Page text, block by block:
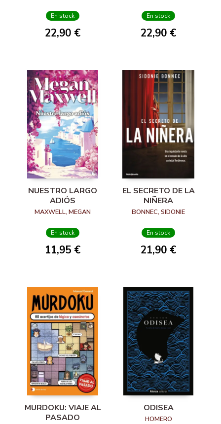
En stock
22,90 €
En stock
22,90 €
NUESTRO LARGO
ADIÓS
MAXWELL, MEGAN
En stock
11,95 €
EL SECRETO DE LA
NIÑERA
BONNEC, SIDONIE
En stock
21,90 €
MURDOKU: VIAJE AL
PASADO
ODISEA
HOMERO